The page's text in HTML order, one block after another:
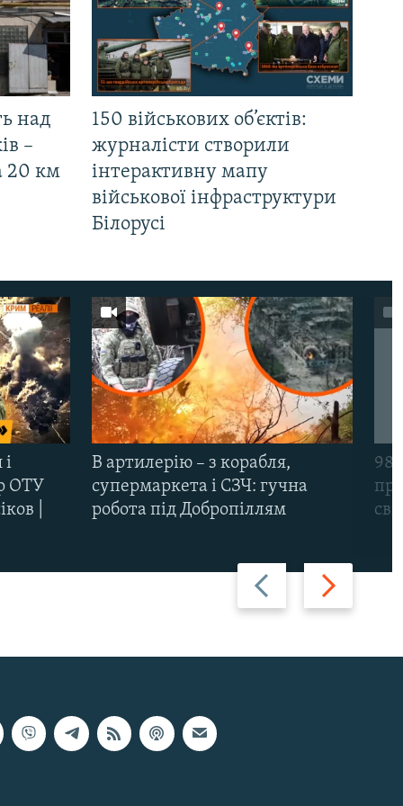
над
–
20 км
150 військових об’єктів:
журналісти створили
інтерактивну мапу
військової інфраструктури
Білорусі
Назад Вперед
ОТУ
|
В артилерію – з корабля,
супермаркета і СЗЧ: гучна
робота під Добропіллям
98-